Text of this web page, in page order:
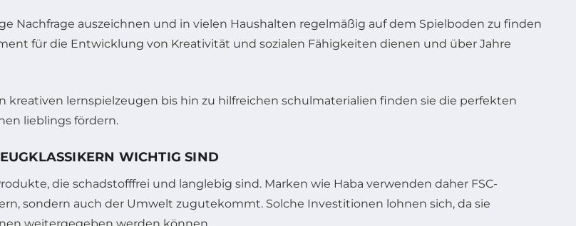
Nachfrage auszeichnen und in vielen Haushalten regelmäßig auf dem Spielboden zu finden
für die Entwicklung von Kreativität und sozialen Fähigkeiten dienen und über Jahre
WICHTIG SIND
die schadstofffrei und langlebig sind. Marken wie Haba verwenden daher FSC-
sondern auch der Umwelt zugutekommt. Solche Investitionen lohnen sich, da sie